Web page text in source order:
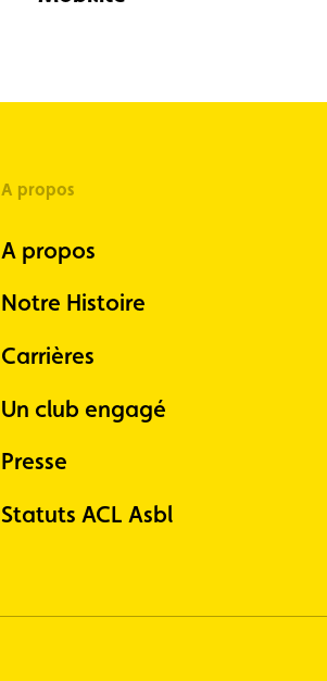
A propos
A propos
Notre Histoire
Carrières
Un club engagé
Presse
Statuts ACL Asbl